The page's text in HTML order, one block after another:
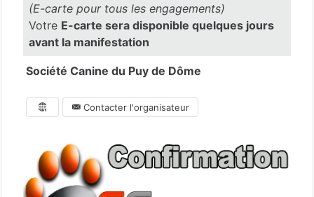
(E-carte pour tous les engagements)
Votre E-carte sera disponible quelques jours
avant la manifestation
Société Canine du Puy de Dôme
Contacter l'organisateur